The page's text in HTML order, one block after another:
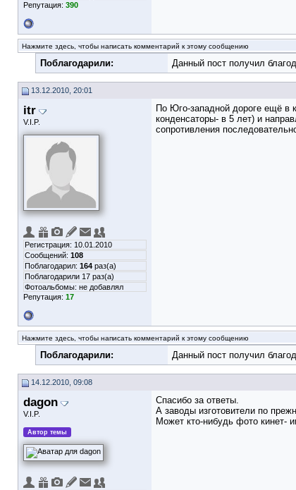
Репутация: 390
Нажмите здесь, чтобы написать комментарий к этому сообщению
Поблагодарили: Данный пост получил
13.12.2010, 20:01
itr
V.I.P.
Регистрация: 10.01.2010
Сообщений: 108
Поблагодарил: 164 раз(а)
Поблагодарили 17 раз(а)
Фотоальбомы: не добавлял
Репутация: 17
По Юго-западной дороге ещё в
конденсаторы- в 5 лет) и
сопротивления
Нажмите здесь, чтобы написать комментарий к этому сообщению
Поблагодарили: Данный пост получил
14.12.2010, 09:08
dagon
V.I.P.
Автор темы
Спасибо за ответы.
А заводы изготовители по
Может кто-нибудь фото кинет-